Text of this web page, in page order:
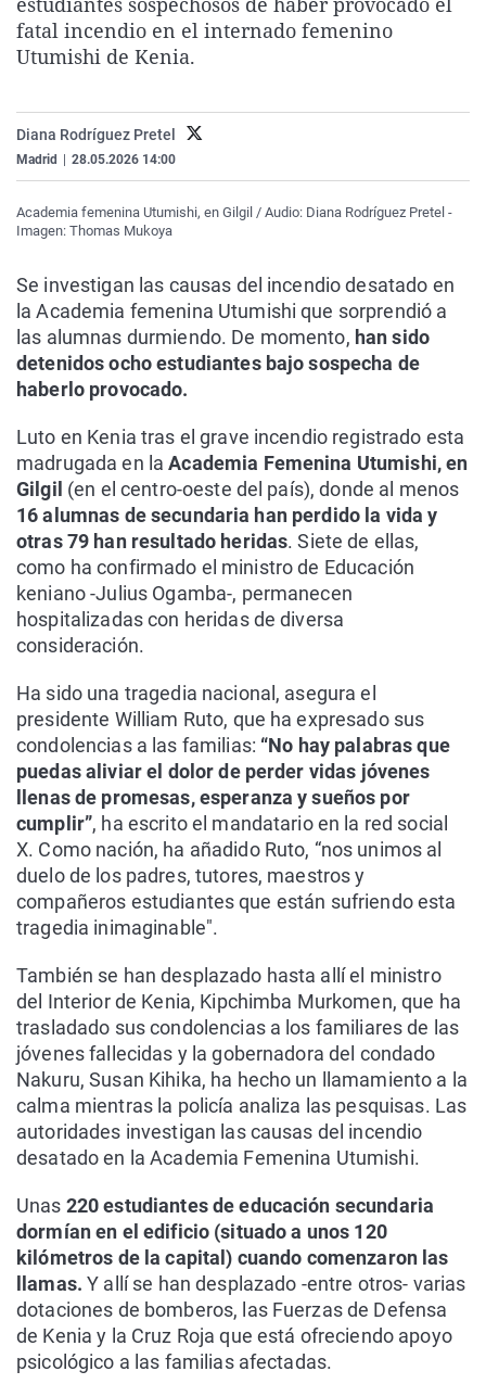
La rosa de los vientos
Caso
Extremadura
Virales
fatal incendio en el internado femenino
Utumishi de Kenia.
Diana Rodríguez Pretel
Madrid 28.05.2026 14:00
Academia femenina Utumishi, en Gilgil / Audio: Diana Rodríguez Pretel -
Imagen: Thomas Mukoya
Se investigan las causas del incendio desatado en
la Academia femenina Utumishi que sorprendió a
las alumnas durmiendo. De momento, han sido
detenidos ocho estudiantes bajo sospecha de
haberlo provocado.
Luto en Kenia tras el grave incendio registrado esta
madrugada en laAcademia Femenina Utumishi, en
Gilgil (en el centro-oeste del país), donde al menos
16 alumnas de secundaria han perdido la vida y
otras 79 han resultado heridas. Siete de ellas,
como ha confirmado el ministro de Educación
keniano -Julius Ogamba-, permanecen
hospitalizadas con heridas de diversa
consideración.
Ha sido una tragedia nacional, asegura el
presidente William Ruto, que ha expresado sus
condolencias a las familias: “No hay palabras que
puedas aliviar el dolor de perder vidas jóvenes
llenas de promesas, esperanza y sueños por
cumplir”, ha escrito el mandatario en la red social
X. Como nación, ha añadido Ruto, “nos unimos al
duelo de los padres, tutores, maestros y
compañeros estudiantes que están sufriendo esta
tragedia inimaginable".
También se han desplazado hasta allí el ministro
del Interior de Kenia, Kipchimba Murkomen, que ha
trasladado sus condolencias a los familiares de las
jóvenes fallecidas y la gobernadora del condado
Nakuru, Susan Kihika, ha hecho un llamamiento a la
calma mientras la policía analiza las pesquisas. Las
autoridades investigan las causas del incendio
desatado en la Academia Femenina Utumishi.
Unas 220 estudiantes de educación secundaria
dormían en el edificio (situado a unos 120
kilómetros de la capital) cuando comenzaron las
llamas.Y allí se han desplazado -entre otros- varias
dotaciones de bomberos, las Fuerzas de Defensa
de Kenia y la Cruz Roja que está ofreciendo apoyo
psicológico a las familias afectadas.